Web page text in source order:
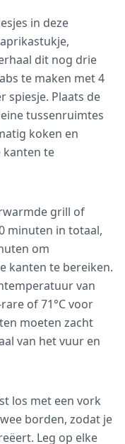
in deze
dit nog drie
te maken met 4
spiesje. Plaats de
tussenruimtes
koken en
kanten te
grill of
minuten in totaal,
om
kanten te bereiken.
van
of 71°C voor
moeten zacht
van het vuur en
los met een vork
borden, zodat je
Leg op elke